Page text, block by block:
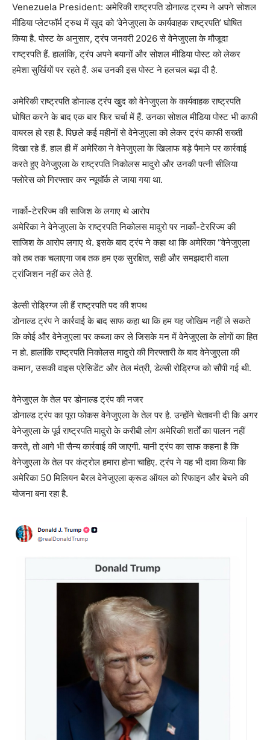
Venezuela President: अमेरिकी राष्ट्रपति डोनाल्ड ट्रम्प ने अपने सोशल
मीडिया प्लेटफॉर्म ट्रुथ में खुद को ‘वेनेजुएला के कार्यवाहक राष्ट्रपति’ घोषित
किया है. पोस्ट के अनुसार, ट्रंप जनवरी 2026 से वेनेजुएला के मौजूदा
राष्ट्रपति हैं. हालांकि, ट्रंप अपने बयानों और सोशल मीडिया पोस्ट को लेकर
हमेशा सुर्खियों पर रहते हैं. अब उनकी इस पोस्ट ने हलचल बढ़ा दी है.
अमेरिकी राष्ट्रपति डोनाल्ड ट्रंप खुद को वेनेजुएला के कार्यवाहक राष्ट्रपति
घोषित करने के बाद एक बार फिर चर्चा में हैं. उनका सोशल मीडिया पोस्ट भी काफी
वायरल हो रहा है. पिछले कई महीनों से वेनेजुएला को लेकर ट्रंप काफी सख्ती
दिखा रहे हैं. हाल ही में अमेरिका ने वेनेजुएला के खिलाफ बड़े पैमाने पर कार्रवाई
करते हुए वेनेजुएला के राष्ट्रपति निकोलस मादुरो और उनकी पत्नी सीलिया
फ्लोरेस को गिरफ्तार कर न्यूयॉर्क ले जाया गया था.
नार्को-टेररिज्म की साजिश के लगाए थे आरोप
अमेरिका ने वेनेजुएला के राष्ट्रपति निकोलस मादुरो पर नार्को-टेररिज्म की
साजिश के आरोप लगाए थे. इसके बाद ट्रंप ने कहा था कि अमेरिका “वेनेजुएला
को तब तक चलाएगा जब तक हम एक सुरक्षित, सही और समझदारी वाला
ट्रांजिशन नहीं कर लेते हैं.
डेल्सी रोड्रिग्ज ली हैं राष्ट्रपति पद की शपथ
डोनाल्ड ट्रंप ने कार्रवाई के बाद साफ कहा था कि हम यह जोखिम नहीं ले सकते
कि कोई और वेनेजुएला पर कब्जा कर ले जिसके मन में वेनेजुएला के लोगों का हित
न हो. हालांकि राष्ट्रपति निकोलस मादुरो की गिरफ्तारी के बाद वेनेजुएला की
कमान, उसकी वाइस प्रेसिडेंट और तेल मंत्री, डेल्सी रोड्रिग्ज को सौंपी गई थी.
वेनेजुएल के तेल पर डोनाल्ड ट्रंप की नजर
डोनाल्ड ट्रंप का पूरा फोकस वेनेजुएला के तेल पर है. उन्होंने चेतावनी दी कि अगर
वेनेजुएला के पूर्व राष्ट्रपति मादुरो के करीबी लोग अमेरिकी शर्तों का पालन नहीं
करते, तो आगे भी सैन्य कार्रवाई की जाएगी. यानी ट्रंप का साफ कहना है कि
वेनेजुएला के तेल पर कंट्रोल हमारा होना चाहिए. ट्रंप ने यह भी दावा किया कि
अमेरिका 50 मिलियन बैरल वेनेजुएला क्रूड ऑयल को रिफाइन और बेचने की
योजना बना रहा है.